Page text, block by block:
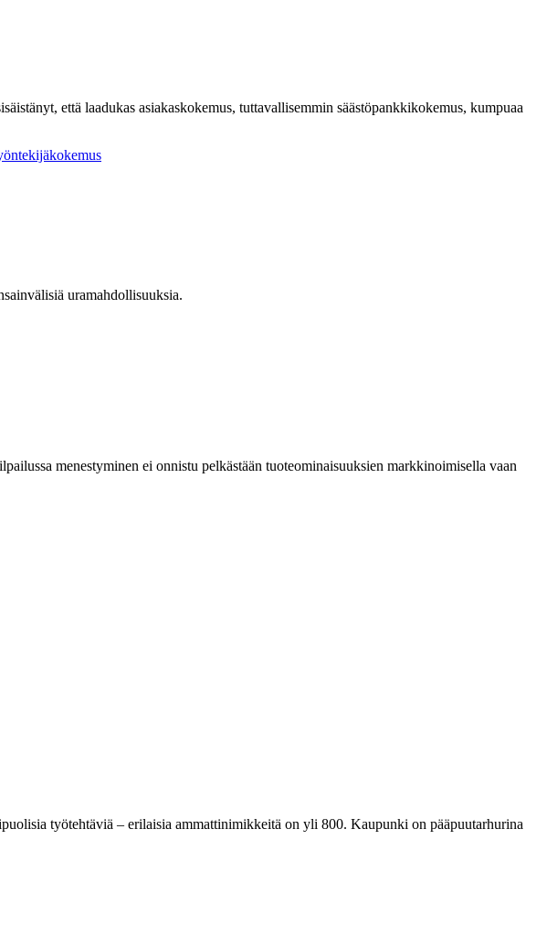
että laadukas asiakaskokemus, tuttavallisemmin säästöpankkikokemus, kumpuaa
uramahdollisuuksia.
menestyminen ei onnistu pelkästään tuoteominaisuuksien markkinoimisella vaan
työtehtäviä – erilaisia ammattinimikkeitä on yli 800. Kaupunki on pääpuutarhurina